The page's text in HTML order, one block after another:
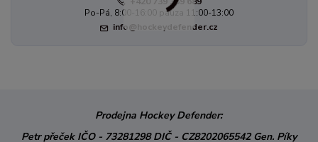
Po-Pá, 8:00-16:00 pauza 11:00-13:00
info@hockeydefender.cz
Prodejna Hockey Defender:
Petr přeček IČO - 73281298DIČ - CZ8202065542 Gen. Píky